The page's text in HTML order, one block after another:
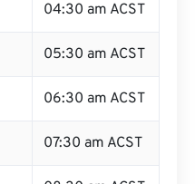
04:30 am ACST
05:30 am ACST
06:30 am ACST
07:30 am ACST